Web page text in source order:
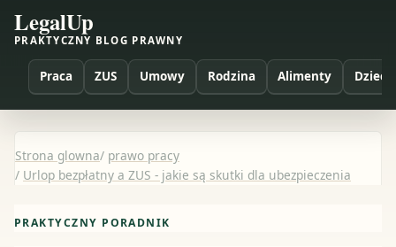
LegalUp
PRAKTYCZNY BLOG PRAWNY
Praca ZUS Umowy Rodzina Alimenty Dzieci
Strona glowna/ prawo pracy
/ Urlop bezpłatny a ZUS - jakie są skutki dla ubezpieczenia
PRAKTYCZNY PORADNIK